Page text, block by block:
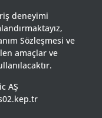
deneyimi
Sözleşmesi ve
amaçlar ve
AŞ